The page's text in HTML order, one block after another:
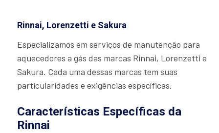
Rinnai, Lorenzetti e Sakura
Especializamos em serviços de manutenção para
aquecedores a gás das marcas Rinnai, Lorenzetti e
Sakura. Cada uma dessas marcas tem suas
particularidades e exigências específicas.
Características Específicas da
Rinnai